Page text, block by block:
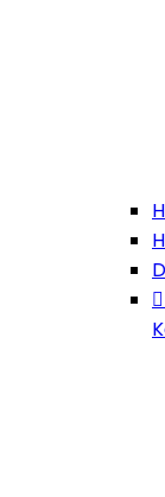
